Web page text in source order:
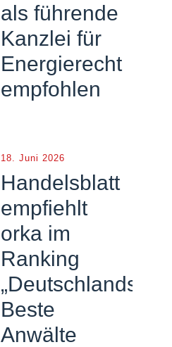
als führende
Kanzlei für
Energierecht
empfohlen
18. Juni 2026
Handelsblatt
empfiehlt
orka im
Ranking
„Deutschlands
Beste
Anwälte